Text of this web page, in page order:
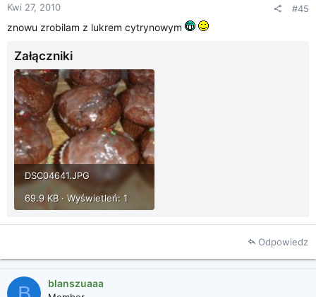
Kwi 27, 2010 #45
znowu zrobilam z lukrem cytrynowym
Załączniki
DSC04641.JPG
69.9 KB · Wyświetleń: 1
Odpowiedz
blanszuaaa